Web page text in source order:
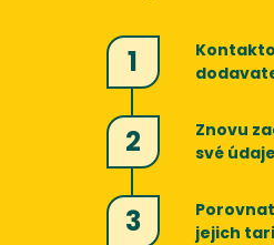
1
2
Znovu
své údaje
3
jejich